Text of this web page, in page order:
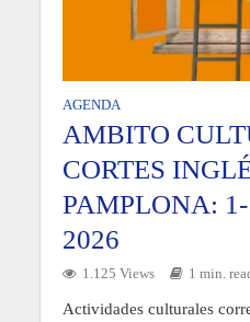
AGENDA
AMBITO
CORTES
PAMPLONA:
2026
1.125 Views 1 min.
Actividades culturales